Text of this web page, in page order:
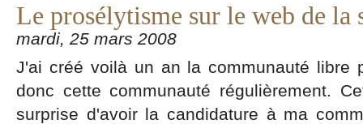
Le prosélytisme sur le web de la
mardi, 25 mars 2008
J'ai créé voilà un an la communauté libre
donc cette communauté régulièrement.
surprise d'avoir la candidature à ma